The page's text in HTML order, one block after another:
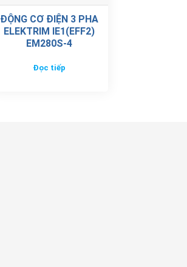
ĐỘNG CƠ ĐIỆN 3 PHA
ELEKTRIM IE1(EFF2)
EM280S-4
Đọc tiếp